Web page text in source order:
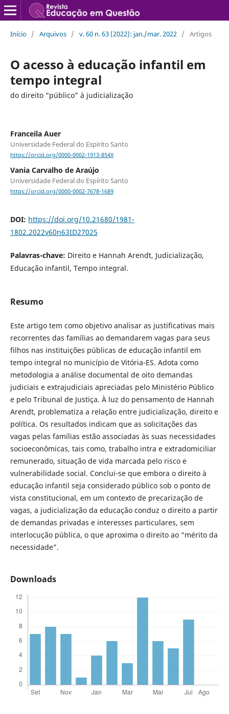
Início / Arquivos / v. 60 n. 63 (2022): jan./mar. 2022 / Artigos
O acesso à educação infantil em
tempo integral
do direito “público” à judicialização
Franceila Auer
Universidade Federal do Espírito Santo
https://orcid.org/0000-0002-1913-854X
Vania Carvalho de Araújo
Universidade Federal do Espírito Santo
https://orcid.org/0000-0002-7678-1689
DOI: https://doi.org/10.21680/1981-
1802.2022v60n63ID27025
Palavras-chave: Direito e Hannah Arendt, Judicialização,
Educação infantil, Tempo integral.
Resumo
Este artigo tem como objetivo analisar as justificativas mais
recorrentes das famílias ao demandarem vagas para seus
filhos nas instituições públicas de educação infantil em
tempo integral no município de Vitória-ES. Adota como
metodologia a análise documental de oito demandas
judiciais e extrajudiciais apreciadas pelo Ministério Público
e pelo Tribunal de Justiça. À luz do pensamento de Hannah
Arendt, problematiza a relação entre judicialização, direito e
política. Os resultados indicam que as solicitações das
vagas pelas famílias estão associadas às suas necessidades
socioeconômicas, tais como, trabalho intra e extradomiciliar
remunerado, situação de vida marcada pelo risco e
vulnerabilidade social. Conclui-se que embora o direito à
educação infantil seja considerado público sob o ponto de
vista constitucional, em um contexto de precarização de
vagas, a judicialização da educação conduz o direito a partir
de demandas privadas e interesses particulares, sem
interlocução pública, o que aproxima o direito ao “mérito da
necessidade”.
Downloads